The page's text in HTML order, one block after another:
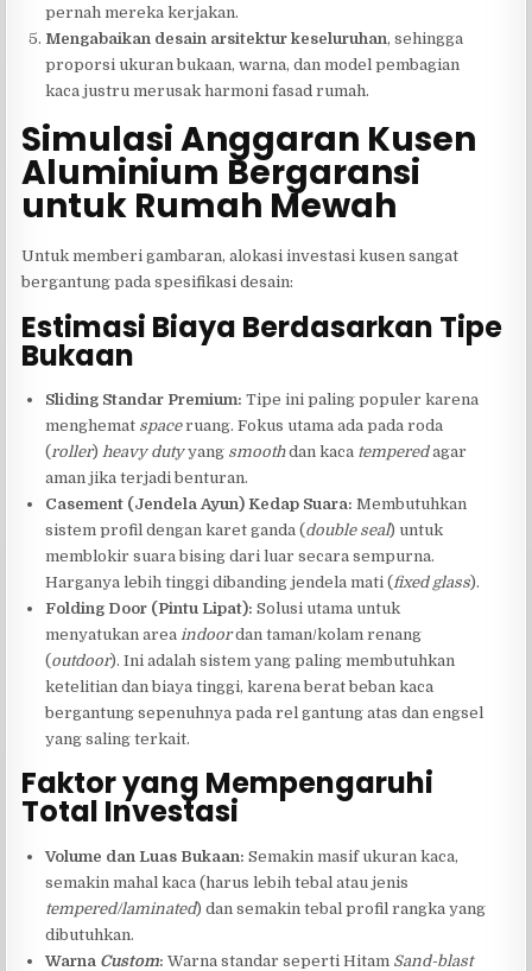
pernah mereka kerjakan.
Mengabaikan desain arsitektur keseluruhan, sehingga
proporsi ukuran bukaan, warna, dan model pembagian
kaca justru merusak harmoni fasad rumah.
Simulasi Anggaran Kusen
Aluminium Bergaransi
untuk Rumah Mewah
Untuk memberi gambaran, alokasi investasi kusen sangat
bergantung pada spesifikasi desain:
Estimasi Biaya Berdasarkan Tipe
Bukaan
Sliding Standar Premium: Tipe ini paling populer karena
menghemat spaceruang. Fokus utama ada pada roda
(roller)heavy dutyyang smoothdan kaca temperedagar
aman jika terjadi benturan.
Casement (Jendela Ayun) Kedap Suara: Membutuhkan
sistem profil dengan karet ganda (double seal) untuk
memblokir suara bising dari luar secara sempurna.
Harganya lebih tinggi dibanding jendela mati (fixed glass).
Folding Door (Pintu Lipat): Solusi utama untuk
menyatukan areaindoordan taman/kolam renang
(outdoor). Ini adalah sistem yang paling membutuhkan
ketelitian dan biaya tinggi, karena berat beban kaca
bergantung sepenuhnya pada rel gantung atas dan engsel
yang saling terkait.
Faktor yang Mempengaruhi
Total Investasi
Volume dan Luas Bukaan: Semakin masif ukuran kaca,
semakin mahal kaca (harus lebih tebal atau jenis
tempered/laminated) dan semakin tebal profil rangka yang
dibutuhkan.
Warna Custom: Warna standar seperti Hitam Sand-blast